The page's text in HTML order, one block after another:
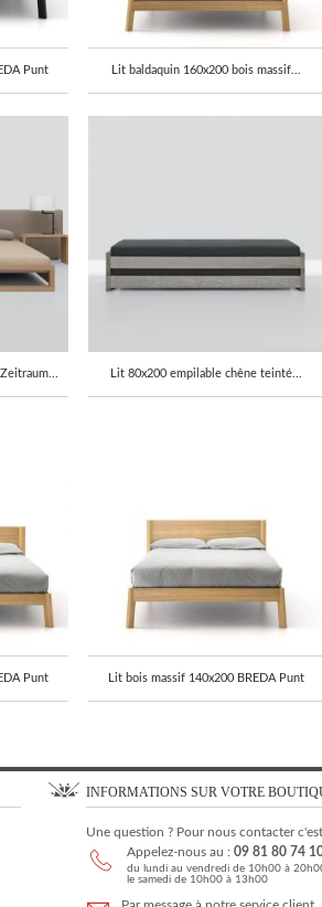
Punt Lit baldaquin 160x200 bois massif...
Lit 80x200 empilable chêne teinté...
Punt Lit bois massif 140x200 BREDA Punt
INFORMATIONS SUR VOTRE
Une question ? Pour nous contacter
Appelez-nous au :09 81 80 74
du lundi au vendredi de 10h00 à
le samedi de 10h00 à 13h00